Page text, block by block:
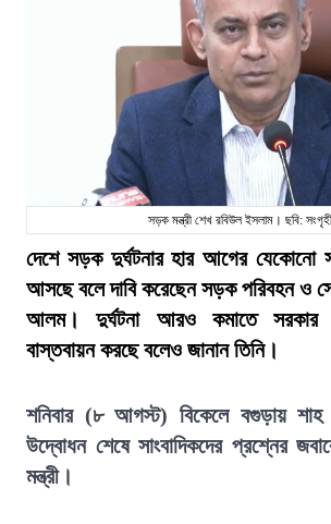
সড়ক মন্ত্রী শেখ রবিউল ইসলাম। ছবি:
দেশে সড়ক দুর্ঘটনার হার আগের যেকোনো
আসছে বলে দাবি করেছেন সড়ক পরিবহন ও
আলম। দুর্ঘটনা আরও কমাতে সরকার
বাস্তবায়ন করছে বলেও জানান তিনি।
শনিবার (৮ আগস্ট) বিকেলে বগুড়ায়
উদ্বোধন শেষে সাংবাদিকদের প্রশ্নের
মন্ত্রী।